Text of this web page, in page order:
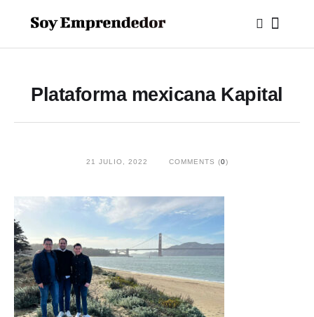
Plataforma mexicana Kapital
21 JULIO, 2022 COMMENTS (0)